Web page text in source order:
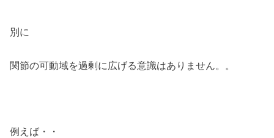
別に
関節の可動域を過剰に広げる意識はありません。。
例えば・・